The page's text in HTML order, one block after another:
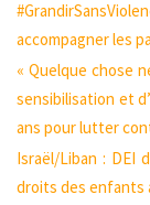
accompagner les
« Quelque chose
sensibilisation et
ans pour lutter
Israël/Liban : DEI
droits des enfants